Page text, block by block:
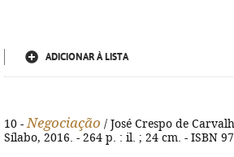
ADICIONAR À LISTA
10 - Negociação / José Crespo de
Sílabo, 2016. - 264 p. : il. ; 24 cm. - ISBN